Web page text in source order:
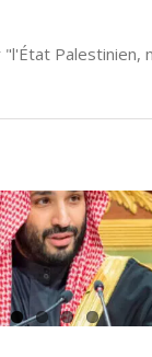
Palestinien,